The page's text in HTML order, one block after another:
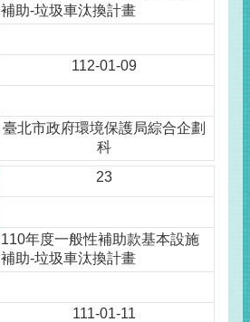
補助-垃圾車汰換計畫
112-01-09
臺北市政府環境保護局綜合企劃
科
23
110年度一般性補助款基本設施
補助-垃圾車汰換計畫
111-01-11